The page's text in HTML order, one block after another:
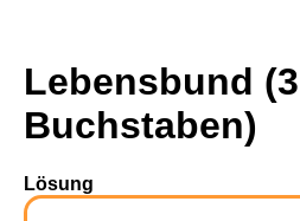
Lebensbund (3
Buchstaben)
Lösung